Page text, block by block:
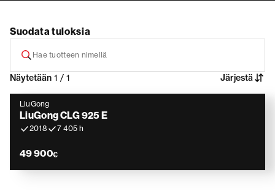
Suodata tuloksia
Näytetään 1 / 1 Järjestä
LiuGong
LiuGong CLG 925 E
2018 7 405 h
49 900€